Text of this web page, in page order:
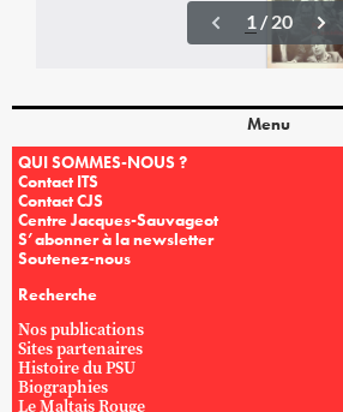
Menu
QUI SOMMES-NOUS ?
Contact ITS
Contact CJS
Centre Jacques-Sauvageot
S’abonner à la newsletter
Soutenez-nous
Recherche
Nos publications
Sites partenaires
Histoire du PSU
Biographies
Le Maltais Rouge